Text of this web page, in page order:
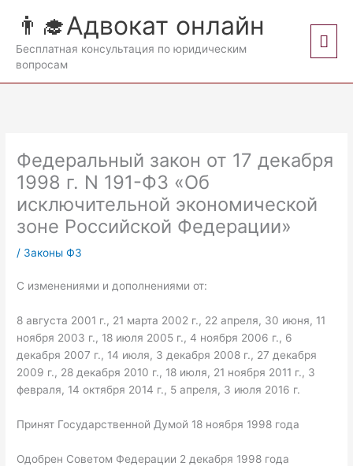
содержимому
👨‍🎓Адвокат онлайн
Бесплатная консультация по юридическим
вопросам
Федеральный закон от 17 декабря
1998 г. N 191-ФЗ «Об
исключительной экономической
зоне Российской Федерации»
/ Законы ФЗ
С изменениями и дополнениями от:
8 августа 2001 г., 21 марта 2002 г., 22 апреля, 30 июня, 11
ноября 2003 г., 18 июля 2005 г., 4 ноября 2006 г., 6
декабря 2007 г., 14 июля, 3 декабря 2008 г., 27 декабря
2009 г., 28 декабря 2010 г., 18 июля, 21 ноября 2011 г., 3
февраля, 14 октября 2014 г., 5 апреля, 3 июля 2016 г.
Принят Государственной Думой 18 ноября 1998 года
Одобрен Советом Федерации 2 декабря 1998 года